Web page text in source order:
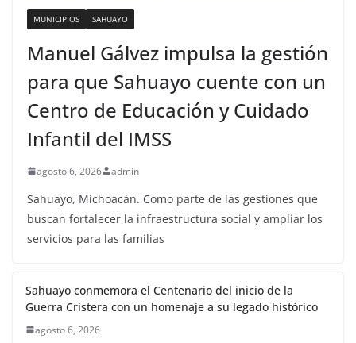
MUNICIPIOS SAHUAYO
Manuel Gálvez impulsa la gestión
para que Sahuayo cuente con un
Centro de Educación y Cuidado
Infantil del IMSS
agosto 6, 2026 admin
Sahuayo, Michoacán. Como parte de las gestiones que
buscan fortalecer la infraestructura social y ampliar los
servicios para las familias
Sahuayo conmemora el Centenario del inicio de la
Guerra Cristera con un homenaje a su legado histórico
agosto 6, 2026